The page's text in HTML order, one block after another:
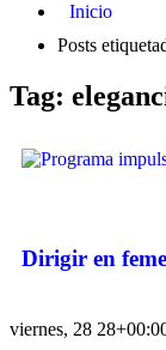
Inicio
Posts
Tag:
Dirigir en
viernes, 28